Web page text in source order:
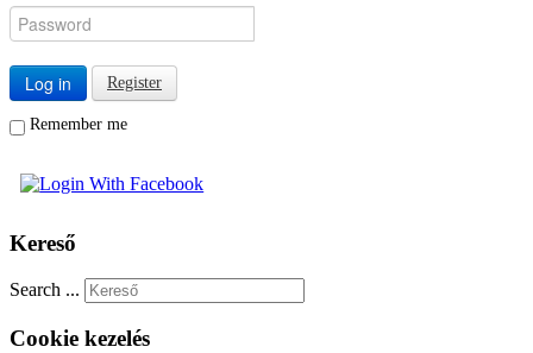
Log in Register
Remember me
Kereső
Search ...
Cookie kezelés